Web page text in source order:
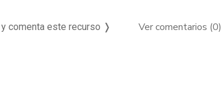
comenta este recurso ❭ Ver comentarios (0)